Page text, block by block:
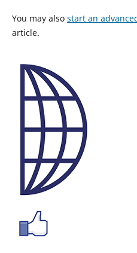
You may also start an
article.